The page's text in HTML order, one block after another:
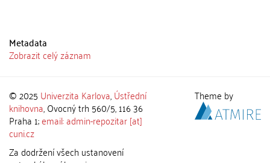
Metadata
Zobrazit celý záznam
© 2025 Univerzita Karlova,Ústřední
knihovna, Ovocný trh 560/5, 116 36
Praha 1;email: admin-repozitar [at]
cuni.cz
Za dodržení všech ustanovení
Theme by